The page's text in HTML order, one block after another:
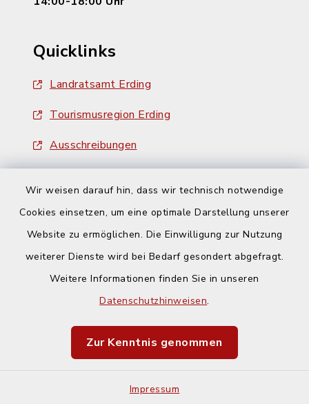
Wir weisen darauf hin, dass wir technisch notwendige
Cookies einsetzen, um eine optimale Darstellung unserer
Website zu ermöglichen. Die Einwilligung zur Nutzung
weiterer Dienste wird bei Bedarf gesondert abgefragt.
Weitere Informationen finden Sie in unseren
Datenschutzhinweisen.
Zur Kenntnis genommen
Impressum
Quicklinks
Landratsamt Erding
Tourismusregion Erding
Ausschreibungen
Barrierefreiheit
Impressum
Sitemap